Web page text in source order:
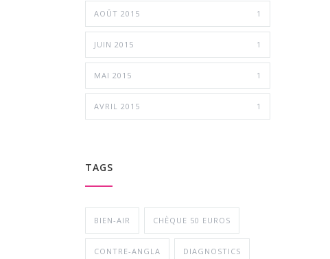
AOÛT 2015 1
JUIN 2015 1
MAI 2015 1
AVRIL 2015 1
TAGS
BIEN-AIR CHÈQUE 50 EUROS
CONTRE-ANGLA DIAGNOSTICS